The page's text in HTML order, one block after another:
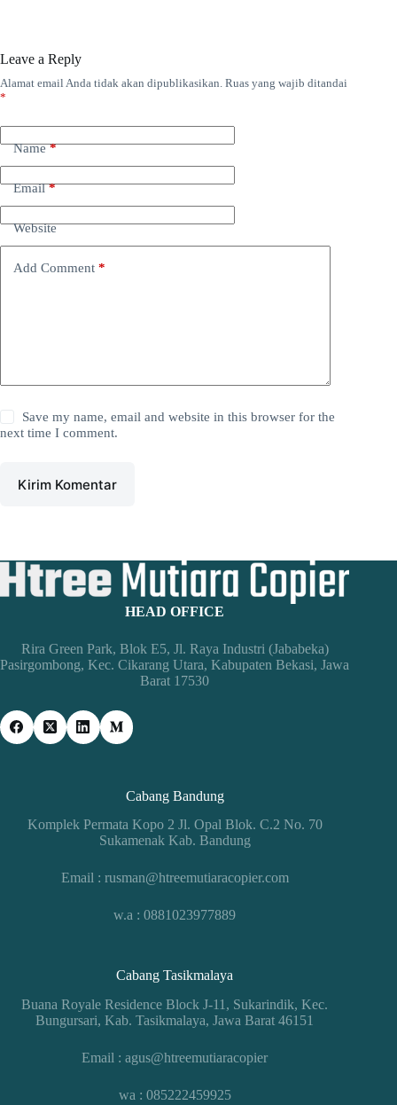
Leave a Reply
Alamat email Anda tidak akan dipublikasikan. Ruas yang wajib ditandai
*
Name*
Email*
Website
Add Comment *
Save my name, email and website in this browser for the
next time I comment.
Kirim Komentar
HEAD OFFICE
Rira Green Park, Blok E5, Jl. Raya Industri (Jababeka)
Pasirgombong, Kec. Cikarang Utara, Kabupaten Bekasi, Jawa
Barat 17530
Cabang Bandung
Komplek Permata Kopo 2 Jl. Opal Blok. C.2 No. 70
Sukamenak Kab. Bandung
Email : rusman@htreemutiaracopier.com
w.a : 0881023977889
Cabang Tasikmalaya
Buana Royale Residence Block J-11, Sukarindik, Kec.
Bungursari, Kab. Tasikmalaya, Jawa Barat 46151
Email : agus@htreemutiaracopier
wa : 085222459925